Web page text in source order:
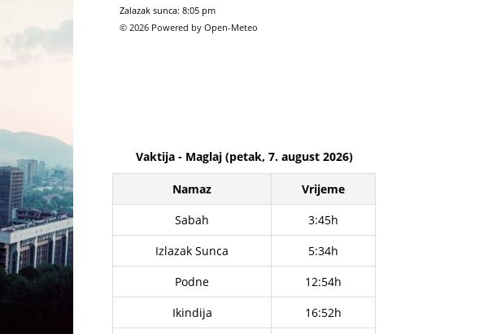
Zalazak sunca: 8:05 pm
© 2026 Powered by Open-Meteo
Vaktija - Maglaj (petak, 7. august 2026)
Namaz
Vrijeme
Sabah
3:45h
Izlazak Sunca
5:34h
Podne
12:54h
Ikindija
16:52h